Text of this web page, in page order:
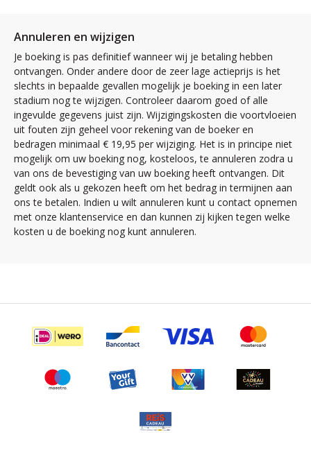
Annuleren en wijzigen
Je boeking is pas definitief wanneer wij je betaling hebben
ontvangen. Onder andere door de zeer lage actieprijs is het
slechts in bepaalde gevallen mogelijk je boeking in een later
stadium nog te wijzigen. Controleer daarom goed of alle
ingevulde gegevens juist zijn. Wijzigingskosten die voortvloeien
uit fouten zijn geheel voor rekening van de boeker en
bedragen minimaal € 19,95 per wijziging. Het is in principe niet
mogelijk om uw boeking nog, kosteloos, te annuleren zodra u
van ons de bevestiging van uw boeking heeft ontvangen. Dit
geldt ook als u gekozen heeft om het bedrag in termijnen aan
ons te betalen. Indien u wilt annuleren kunt u contact opnemen
met onze klantenservice en dan kunnen zij kijken tegen welke
kosten u de boeking nog kunt annuleren.